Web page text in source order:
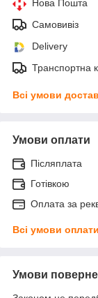
Нова Пошта
Самовивіз
Delivery
Транспортна
Всі умови
Умови оплати
Післяплата
Готівкою
Оплата за
Всі умови оплати
Умови